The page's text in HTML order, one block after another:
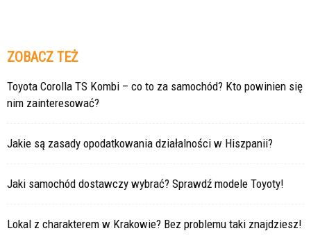
ZOBACZ TEŻ
Toyota Corolla TS Kombi – co to za samochód? Kto powinien się
nim zainteresować?
Jakie są zasady opodatkowania działalności w Hiszpanii?
Jaki samochód dostawczy wybrać? Sprawdź modele Toyoty!
Lokal z charakterem w Krakowie? Bez problemu taki znajdziesz!